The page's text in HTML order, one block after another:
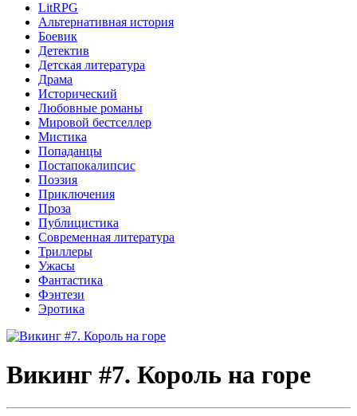
LitRPG
Альтернативная история
Боевик
Детектив
Детская литература
Драма
Исторический
Любовные романы
Мировой бестселлер
Мистика
Попаданцы
Постапокалипсис
Поэзия
Приключения
Проза
Публицистика
Современная литература
Триллеры
Ужасы
Фантастика
Фэнтези
Эротика
Викинг #7. Король на горе